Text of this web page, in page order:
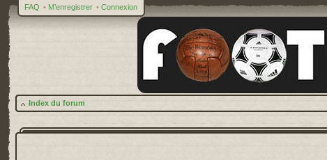
FAQ • M’enregistrer • Connexion
Index du forum